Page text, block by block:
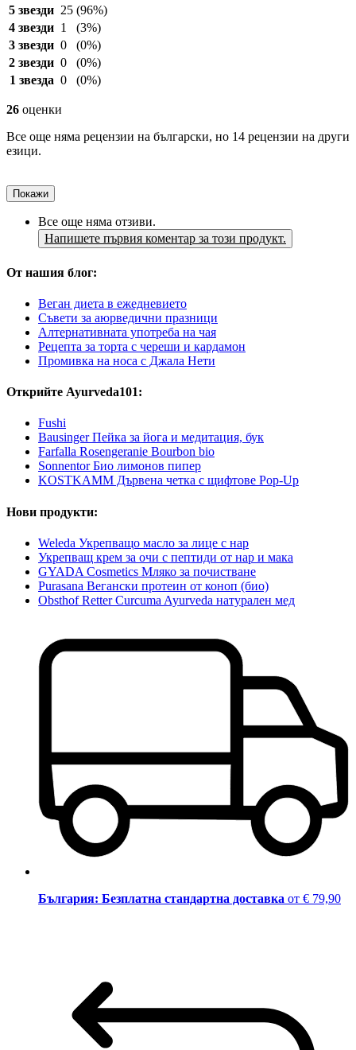
5 звезди 25 (96%)
4 звезди 1
(3%)
3 звезди 0
(0%)
2 звезди 0
(0%)
1 звезда 0 (0%)
26 оценки
Все още няма рецензии на български, но 14 рецензии на други
езици.
Покажи
Все още няма отзиви.
Напишете първия коментар за този продукт.
От нашия блог:
Веган диета в ежедневието
Съвети за аюрведични празници
Алтернативната употреба на чая
Рецепта за торта с череши и кардамон
Промивка на носа с Джала Нети
Открийте Ayurveda101:
Fushi
Bausinger Пейка за йога и медитация, бук
Farfalla Rosengeranie Bourbon bio
Sonnentor Био лимонов пипер
KOSTKAMM Дървена четка с щифтове Pop-Up
Нови продукти:
Weleda Укрепващо масло за лице с нар
Укрепващ крем за очи с пептиди от нар и мака
GYADA Cosmetics Мляко за почистване
Purasana Вегански протеин от коноп (био)
Obsthof Retter Curcuma Ayurveda натурален мед
България: Безплатна стандартна доставка от € 79,90